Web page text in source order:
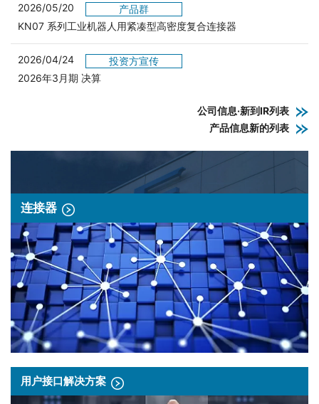
2026/05/20
产品群
KN07 系列工业机器人用紧凑型高密度复合连接器
2026/04/24
投资方宣传
2026年3月期 决算
公司信息·新到IR列表
产品信息新的列表
连接器
用户接口解决方案